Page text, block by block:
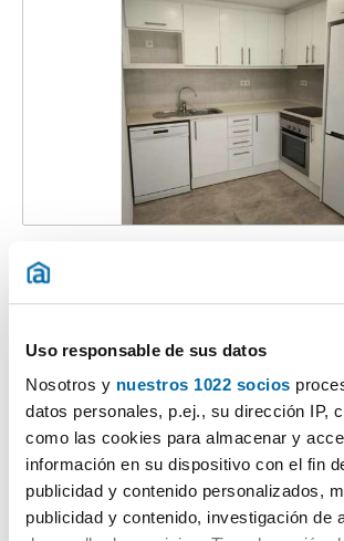
Uso responsable de sus datos
Nosotros y nuestros 1022 socios
datos personales, p.ej., su dirección IP,
como las cookies para almacenar y
información en su dispositivo con el fin
publicidad y contenido personalizados,
publicidad y contenido, investigación de
54m
Contactar